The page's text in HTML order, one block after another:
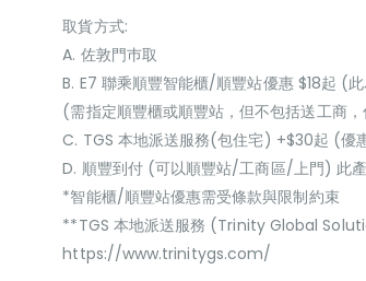
取貨方式:
A. 佐敦門巿取
B. E7 聯乘順豐智能櫃/順豐站優惠 $18起 (
(需指定順豐櫃或順豐站，但不包括送工商
C. TGS 本地派送服務(包住宅) +$30起 (優
D. 順豐到付 (可以順豐站/工商區/上門) 此
*智能櫃/順豐站優惠需受條款與限制約束
**TGS 本地派送服務 (Trinity Global
https://www.trinitygs.com/